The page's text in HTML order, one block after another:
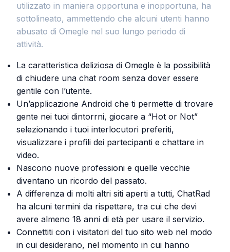
utilizzato in maniera opportuna e inopportuna, ha
sottolineato, ammettendo che alcuni utenti hanno
abusato di Omegle nel suo lungo periodo di
attività.
La caratteristica deliziosa di Omegle è la possibilità
di chiudere una chat room senza dover essere
gentile con l’utente.
Un’applicazione Android che ti permette di trovare
gente nei tuoi dintorrni, giocare a “Hot or Not”
selezionando i tuoi interlocutori preferiti,
visualizzare i profili dei partecipanti e chattare in
video.
Nascono nuove professioni e quelle vecchie
diventano un ricordo del passato.
A differenza di molti altri siti aperti a tutti, ChatRad
ha alcuni termini da rispettare, tra cui che devi
avere almeno 18 anni di età per usare il servizio.
Connettiti con i visitatori del tuo sito web nel modo
in cui desiderano, nel momento in cui hanno